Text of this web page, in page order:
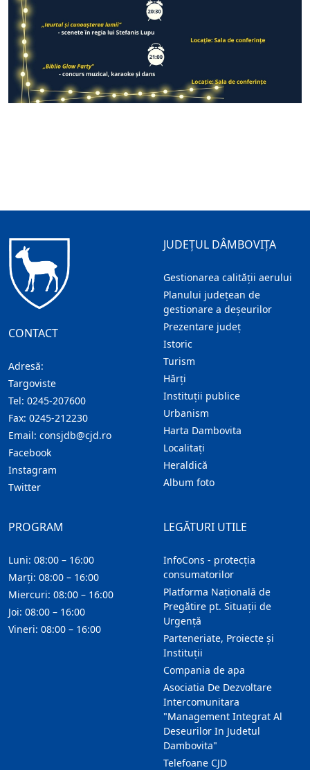
CONTACT
Adresă:
Targoviste
Tel: 0245-207600
Fax: 0245-212230
Email: consjdb@cjd.ro
Facebook
Instagram
Twitter
JUDEȚUL DÂMBOVIȚA
Gestionarea calității aerului
Planului județean de
gestionare a deșeurilor
Prezentare judeţ
Istoric
Turism
Hărţi
Instituţii publice
Urbanism
Harta Dambovita
Localitaţi
Heraldică
Album foto
LEGĂTURI UTILE
InfoCons - protecția
consumatorilor
Platforma Națională de
Pregătire pt. Situații de
Urgență
Parteneriate, Proiecte și
Instituții
Compania de apa
Asociatia De Dezvoltare
Intercomunitara
"Management Integrat Al
Deseurilor In Judetul
Dambovita"
Telefoane CJD
PROGRAM
Luni: 08:00 – 16:00
Marți: 08:00 – 16:00
Miercuri: 08:00 – 16:00
Joi: 08:00 – 16:00
Vineri: 08:00 – 16:00